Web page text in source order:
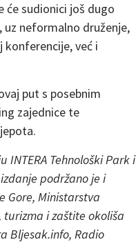
će sudionici još dugo
uz neformalno druženje,
konferencije, već i
put s posebnim
zajednice te
Tehnološki Park i
podržano je i
Gore, Ministarstva
i zaštite okoliša
Bljesak.info, Radio